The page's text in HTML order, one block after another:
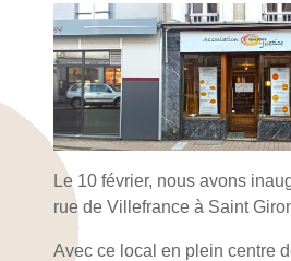
Le 10 février, nous avons
rue de Villefrance à Saint
Avec ce local en plein centre